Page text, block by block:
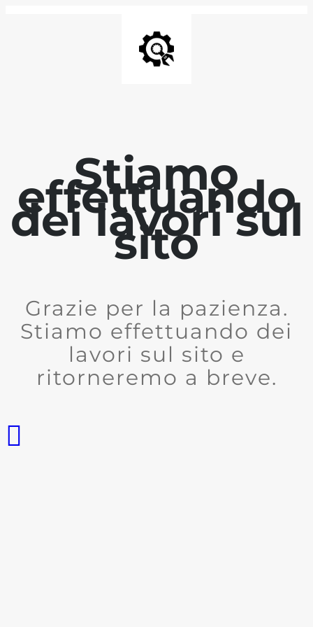
Stiamo
effettuando
dei lavori sul
sito
Grazie per la pazienza.
Stiamo effettuando dei
lavori sul sito e
ritorneremo a breve.